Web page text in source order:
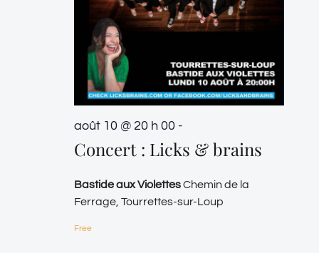
août 10 @ 20 h 00 -
Concert : Licks & brains
Bastide aux ViolettesChemin de la
Ferrage, Tourrettes-sur-Loup
Free